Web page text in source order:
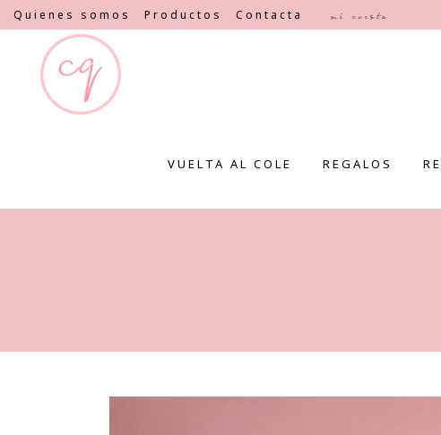
Quienes somos Productos Contacta Mi cuenta
VUELTA AL COLE REGALOS